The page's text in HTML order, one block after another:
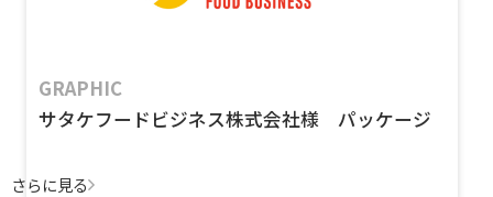
GRAPHIC
サタケフードビジネス株式会社様 パッケージ
さらに見る